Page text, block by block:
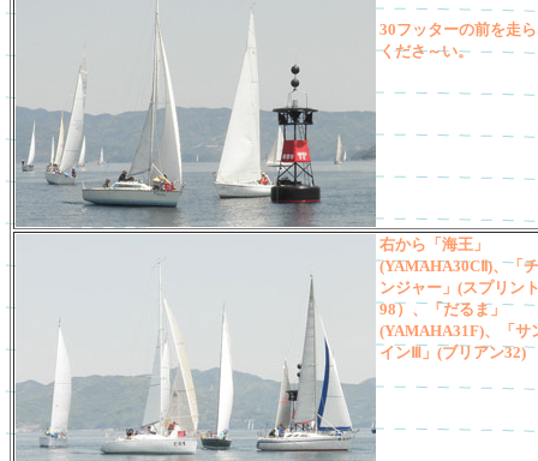
30フッターの前を走
くださ～い。
右から「海王」
(YAMAHA30CⅡ)、「
ンジャー」(スプリン
98）、「だるま」
(YAMAHA31F)、「サ
インⅢ」(ブリアン32)